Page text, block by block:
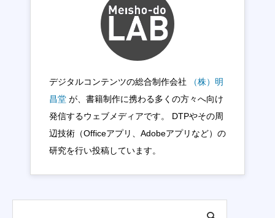
デジタルコンテンツの総合制作会社 （株）明
昌堂 が、書籍制作に携わる多くの方々へ向け
発信するウェブメディアです。 DTPやその周
辺技術（Officeアプリ、Adobeアプリなど）の
研究を行い投稿しています。